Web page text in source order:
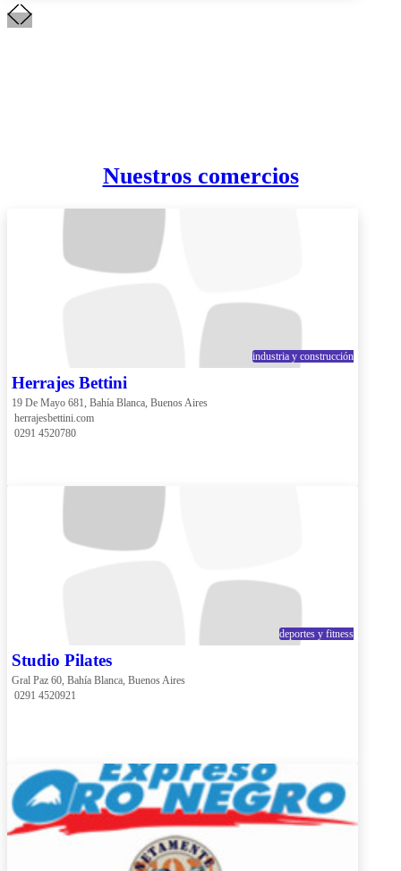
Nuestros comercios
industria y construcción
Herrajes Bettini
19 De Mayo 681, Bahía Blanca, Buenos Aires
herrajesbettini.com
0291 4520780
deportes y fitness
Studio Pilates
Gral Paz 60, Bahía Blanca, Buenos Aires
0291 4520921